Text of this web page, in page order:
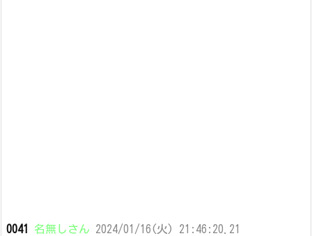
0041 名無しさん 2024/01/16(火) 21:46:20.21